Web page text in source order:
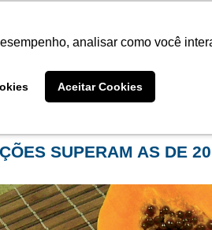
analisar como você
Aceitar Cookies
SUPERAM AS DE